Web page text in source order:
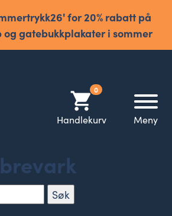
for 20% rabatt på
gatebukkplakater i sommer
shopping_cart0
Handlekurv Meny
brevark